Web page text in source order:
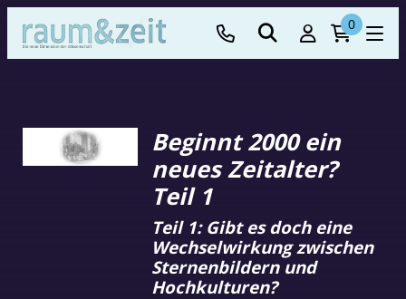
0
Beginnt 2000 ein
neues Zeitalter?
Teil 1
Teil 1: Gibt es doch eine
Wechselwirkung zwischen
Sternenbildern und
Hochkulturen?